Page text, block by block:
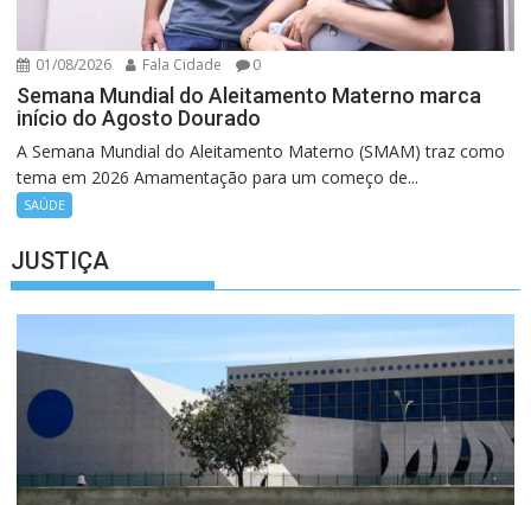
01/08/2026 Fala Cidade 0
Semana Mundial do Aleitamento Materno marca
início do Agosto Dourado
A Semana Mundial do Aleitamento Materno (SMAM) traz como
tema em 2026 Amamentação para um começo de...
SAÚDE
JUSTIÇA